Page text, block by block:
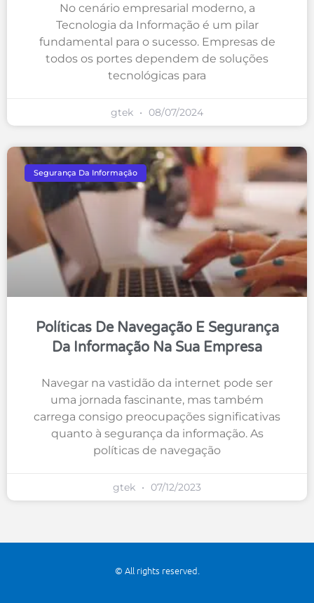
No cenário empresarial moderno, a
Tecnologia da Informação é um pilar
fundamental para o sucesso. Empresas de
todos os portes dependem de soluções
tecnológicas para
gtek 08/07/2024
Segurança Da Informação
Políticas De Navegação E Segurança
Da Informação Na Sua Empresa
Navegar na vastidão da internet pode ser
uma jornada fascinante, mas também
carrega consigo preocupações significativas
quanto à segurança da informação. As
políticas de navegação
gtek 07/12/2023
© All rights reserved.